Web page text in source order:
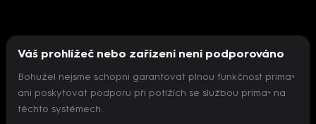
Nepodařilo se inicializovat přehrávač
Váš prohlížeč nebo zařízení není podporováno
Bohužel nejsme schopni garantovat plnou funkčnost prima+
ani poskytovat podporu při potížích se službou prima+ na
těchto systémech.